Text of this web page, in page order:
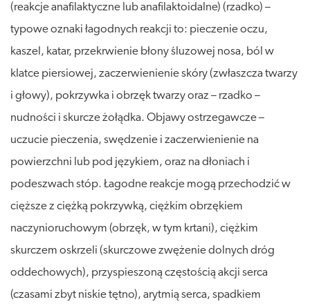
(reakcje anafilaktyczne lub anafilaktoidalne) (rzadko) –
typowe oznaki łagodnych reakcji to: pieczenie oczu,
kaszel, katar, przekrwienie błony śluzowej nosa, ból w
klatce piersiowej, zaczerwienienie skóry (zwłaszcza twarzy
i głowy), pokrzywka i obrzęk twarzy oraz – rzadko –
nudności i skurcze żołądka. Objawy ostrzegawcze –
uczucie pieczenia, swędzenie i zaczerwienienie na
powierzchni lub pod językiem, oraz na dłoniach i
podeszwach stóp. Łagodne reakcje mogą przechodzić w
cięższe z ciężką pokrzywką, ciężkim obrzękiem
naczynioruchowym (obrzęk, w tym krtani), ciężkim
skurczem oskrzeli (skurczowe zwężenie dolnych dróg
oddechowych), przyspieszoną częstością akcji serca
(czasami zbyt niskie tętno), arytmią serca, spadkiem